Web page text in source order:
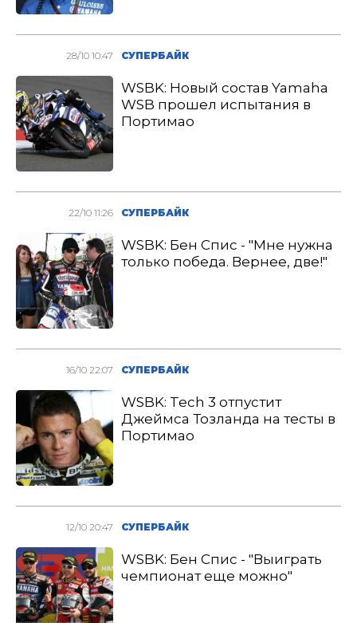
28/10 10:47 СУПЕРБАЙК
WSBK: Новый состав Yamaha
WSB прошел испытания в
Портимао
22/10 11:26 СУПЕРБАЙК
WSBK: Бен Спис - "Мне нужна
только победа. Вернее, две!"
16/10 22:07 СУПЕРБАЙК
WSBK: Tech 3 отпустит
Джеймса Тозланда на тесты в
Портимао
12/10 20:47 СУПЕРБАЙК
WSBK: Бен Спис - "Выиграть
чемпионат еще можно"